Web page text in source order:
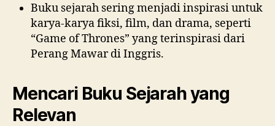
Buku sejarah sering menjadi inspirasi untuk
karya-karya fiksi, film, dan drama, seperti
“Game of Thrones” yang terinspirasi dari
Perang Mawar di Inggris.
Mencari Buku Sejarah yang
Relevan